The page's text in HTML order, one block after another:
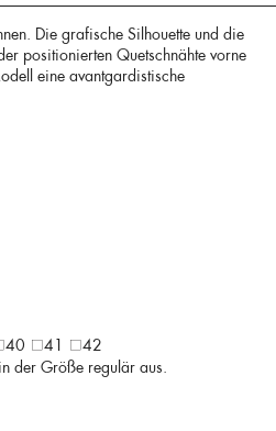
Die grafische Silhouette und die
positionierten Quetschnähte vorne
eine avantgardistische
40 41
42
der Größe regulär aus.